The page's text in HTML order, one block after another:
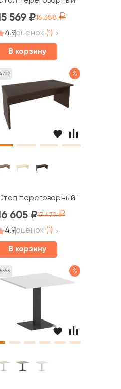
569 16 388
4.9оценок (1)
В корзину
трубе 118x98x75
%
переговорный
605 17 479
4.9оценок (1)
В корзину
%